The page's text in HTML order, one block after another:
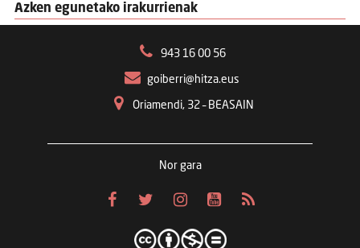
Azken egunetako irakurrienak
943 16 00 56
goiberri@hitza.eus
Oriamendi, 32 – BEASAIN
Nor gara